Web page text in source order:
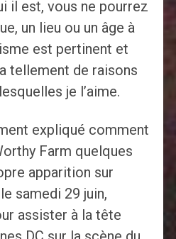
il est, vous ne pourrez
un lieu ou un âge à
est pertinent et
tellement de raisons
je l’aime.
expliqué comment
Farm quelques
apparition sur
samedi 29 juin,
assister à la tête